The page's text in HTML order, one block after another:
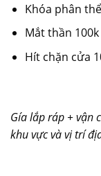
Khóa phân
Mắt thần 100k
Hít chặn cửa
Gía lắp ráp + vận
khu vực và vị trí